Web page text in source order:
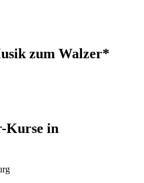
zum Walzer*
Kurse in